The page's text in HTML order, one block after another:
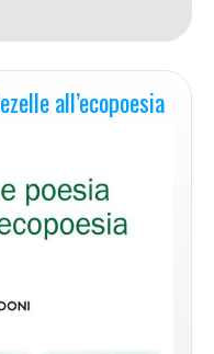
all’ecopoesia